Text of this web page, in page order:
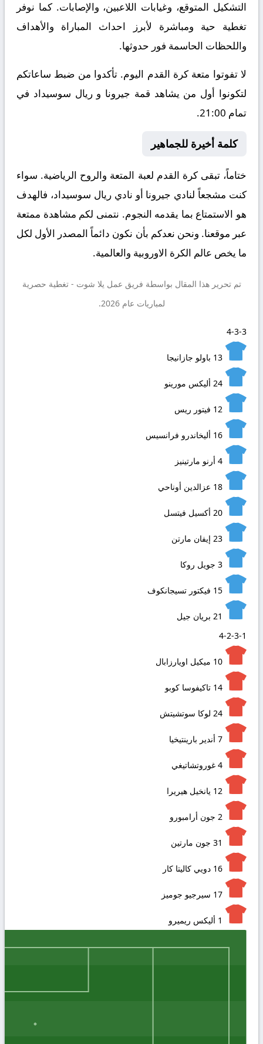
التشكيل المتوقع، وغيابات اللاعبين، والإصابات. كما نوفر
تغطية حية ومباشرة لأبرز احداث المباراة والأهداف
واللحظات الحاسمة فور حدوثها.
لا تفوتوا متعة كرة القدم اليوم. تأكدوا من ضبط ساعاتكم
لتكونوا أول من يشاهد قمة جيرونا و ريال سوسيداد في
تمام 21:00.
كلمة أخيرة للجماهير
ختاماً، تبقى كرة القدم لعبة المتعة والروح الرياضية. سواء
كنت مشجعاً لنادي جيرونا أو نادي ريال سوسيداد، فالهدف
هو الاستمتاع بما يقدمه النجوم. نتمنى لكم مشاهدة ممتعة
عبر موقعنا. ونحن نعدكم بأن نكون دائماً المصدر الأول لكل
ما يخص عالم الكرة الاوروبية والعالمية.
تم تحرير هذا المقال بواسطة فريق عمل يلا شوت - تغطية حصرية
لمباريات عام 2026.
4-3-3
13 باولو جازانيجا
24 أليكس مورينو
12 فيتور ريس
16 أليخاندرو فرانسيس
4 أرنو مارتينيز
18 عزالدين أوناحي
20 أكسيل فيتسل
23 إيفان مارتن
3 جويل روكا
15 فيكتور تسيجانكوف
21 بريان جيل
4-2-3-1
10 ميكيل اويارزابال
14 تاكيفوسا كوبو
24 لوكا سوتشيتش
7 أندير بارينتيخيا
4 غوروتشاتيغي
12 يانخيل هيريرا
2 جون أرامبورو
31 جون مارتين
16 دويي كاليتا كار
17 سيرجيو جوميز
1 أليكس ريميرو